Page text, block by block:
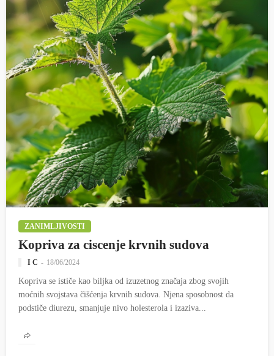
ZANIMLJIVOSTI
Kopriva za ciscenje krvnih sudova
I C 18/06/2024
Kopriva se ističe kao biljka od izuzetnog značaja zbog svojih
moćnih svojstava čišćenja krvnih sudova. Njena sposobnost da
podstiče diurezu, smanjuje nivo holesterola i izaziva...